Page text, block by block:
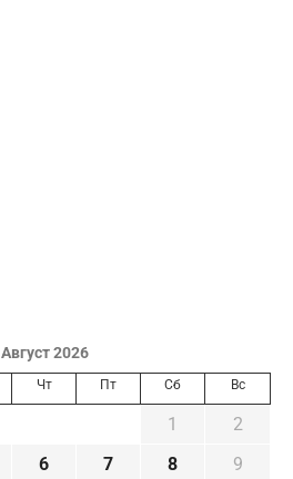
Август 2026
Чт Пт Сб Вс
1
2
6 7 8
9